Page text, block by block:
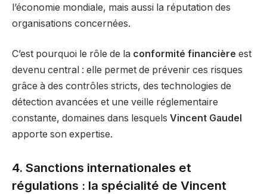
l’économie mondiale, mais aussi la réputation des
organisations concernées.
C’est pourquoi le rôle de la conformité financière est
devenu central : elle permet de prévenir ces risques
grâce à des contrôles stricts, des technologies de
détection avancées et une veille réglementaire
constante, domaines dans lesquels Vincent Gaudel
apporte son expertise.
4. Sanctions internationales et
régulations : la spécialité de Vincent